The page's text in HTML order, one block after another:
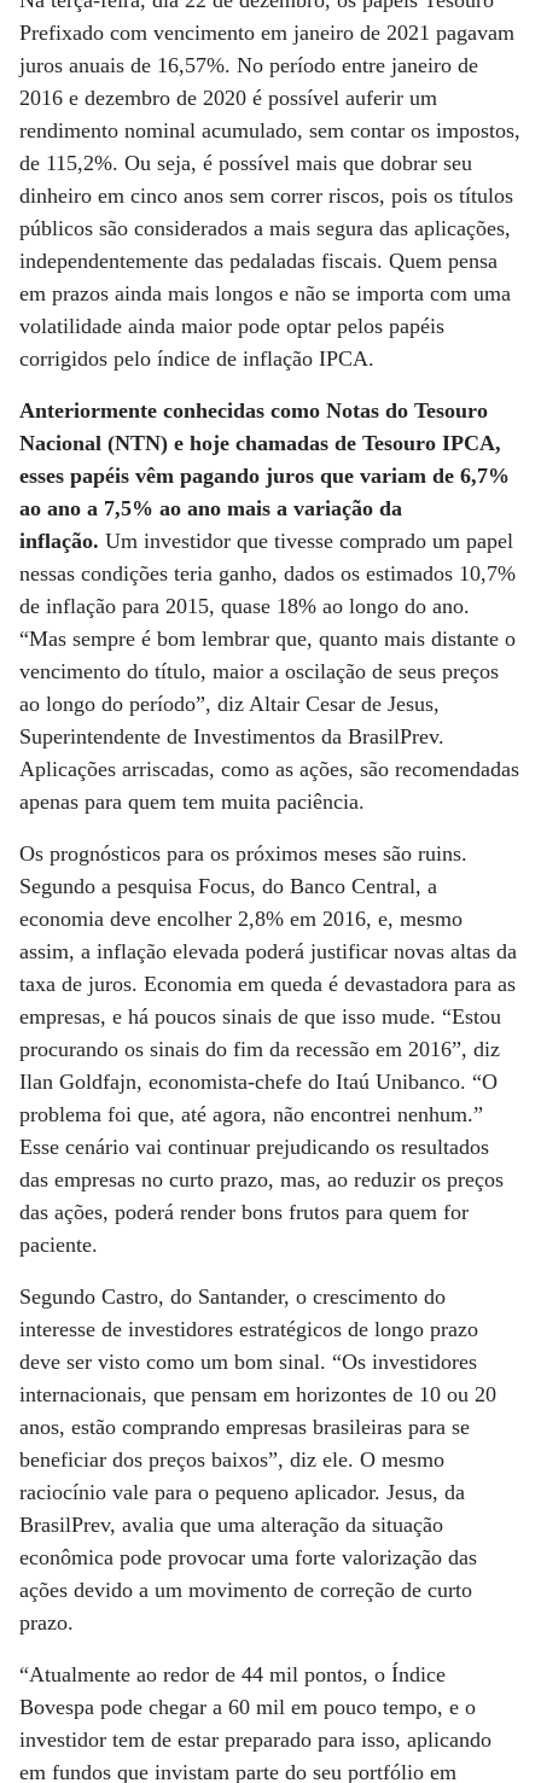
Prefixado com vencimento em janeiro de 2021 pagavam
juros anuais de 16,57%. No período entre janeiro de
2016 e dezembro de 2020 é possível auferir um
rendimento nominal acumulado, sem contar os impostos,
de 115,2%. Ou seja, é possível mais que dobrar seu
dinheiro em cinco anos sem correr riscos, pois os títulos
públicos são considerados a mais segura das aplicações,
independentemente das pedaladas fiscais. Quem pensa
em prazos ainda mais longos e não se importa com uma
volatilidade ainda maior pode optar pelos papéis
corrigidos pelo índice de inflação IPCA.
Anteriormente conhecidas como Notas do Tesouro
Nacional (NTN) e hoje chamadas de Tesouro IPCA,
esses papéis vêm pagando juros que variam de 6,7%
ao ano a 7,5% ao ano mais a variação da
inflação. Um investidor que tivesse comprado um papel
nessas condições teria ganho, dados os estimados 10,7%
de inflação para 2015, quase 18% ao longo do ano.
“Mas sempre é bom lembrar que, quanto mais distante o
vencimento do título, maior a oscilação de seus preços
ao longo do período”, diz Altair Cesar de Jesus,
Superintendente de Investimentos da BrasilPrev.
Aplicações arriscadas, como as ações, são recomendadas
apenas para quem tem muita paciência.
Os prognósticos para os próximos meses são ruins.
Segundo a pesquisa Focus, do Banco Central, a
economia deve encolher 2,8% em 2016, e, mesmo
assim, a inflação elevada poderá justificar novas altas da
taxa de juros. Economia em queda é devastadora para as
empresas, e há poucos sinais de que isso mude. “Estou
procurando os sinais do fim da recessão em 2016”, diz
Ilan Goldfajn, economista-chefe do Itaú Unibanco. “O
problema foi que, até agora, não encontrei nenhum.”
Esse cenário vai continuar prejudicando os resultados
das empresas no curto prazo, mas, ao reduzir os preços
das ações, poderá render bons frutos para quem for
paciente.
Segundo Castro, do Santander, o crescimento do
interesse de investidores estratégicos de longo prazo
deve ser visto como um bom sinal. “Os investidores
internacionais, que pensam em horizontes de 10 ou 20
anos, estão comprando empresas brasileiras para se
beneficiar dos preços baixos”, diz ele. O mesmo
raciocínio vale para o pequeno aplicador. Jesus, da
BrasilPrev, avalia que uma alteração da situação
econômica pode provocar uma forte valorização das
ações devido a um movimento de correção de curto
prazo.
“Atualmente ao redor de 44 mil pontos, o Índice
Bovespa pode chegar a 60 mil em pouco tempo, e o
investidor tem de estar preparado para isso, aplicando
em fundos que invistam parte do seu portfólio em